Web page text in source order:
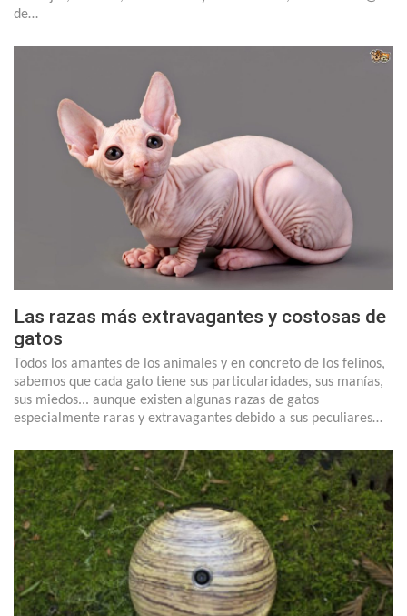
de…
Las razas más extravagantes y costosas de
gatos
Todos los amantes de los animales y en concreto de los felinos,
sabemos que cada gato tiene sus particularidades, sus manías,
sus miedos... aunque existen algunas razas de gatos
especialmente raras y extravagantes debido a sus peculiares…